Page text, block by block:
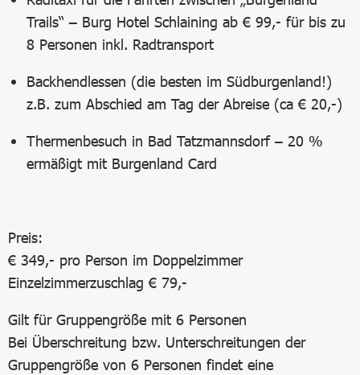
Trails“ – Burg Hotel Schlaining ab € 99,- für bis zu
8 Personen inkl. Radtransport
Backhendlessen (die besten im Südburgenland!)
z.B. zum Abschied am Tag der Abreise (ca € 20,-)
Thermenbesuch in Bad Tatzmannsdorf – 20 %
ermäßigt mit Burgenland Card
Preis:
€ 349,- pro Person im Doppelzimmer
Einzelzimmerzuschlag € 79,-
Gilt für Gruppengröße mit 6 Personen
Bei Überschreitung bzw. Unterschreitungen der
Gruppengröße von 6 Personen findet eine